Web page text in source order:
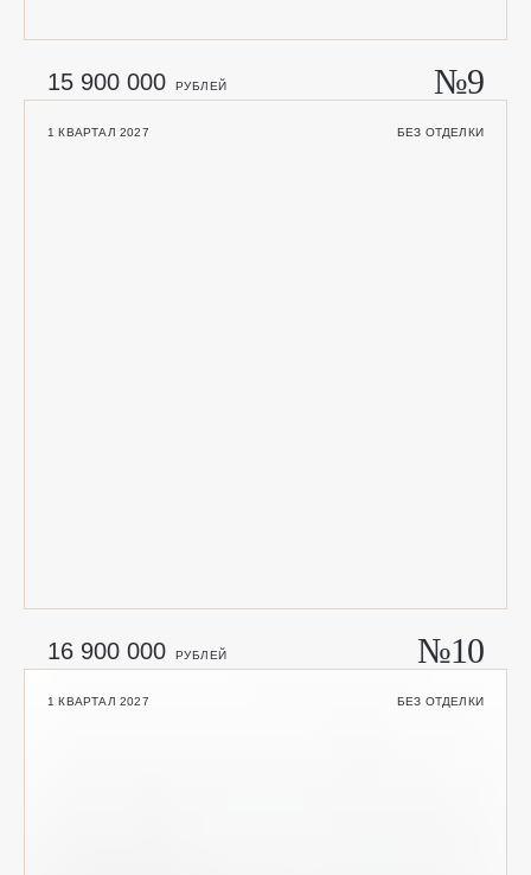
15 900 000 РУБЛЕЙ №9
16 900 000 РУБЛЕЙ №10
1 КВАРТАЛ 2027 БЕЗ ОТДЕЛКИ
1 КВАРТАЛ 2027 БЕЗ ОТДЕЛКИ